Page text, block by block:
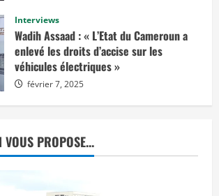
é
s
i
o
février 14, 2025
Interviews
Wadih Assaad : « L’Etat du Cameroun a
enlevé les droits d’accise sur les
véhicules électriques »
février 7, 2025
VOUS PROPOSE...